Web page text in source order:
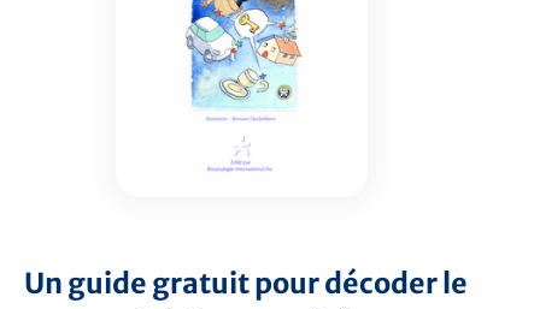
Un guide gratuit pour décoder le